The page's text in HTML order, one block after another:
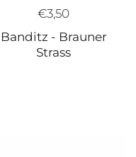
€3,50
Banditz - Brauner
Strass